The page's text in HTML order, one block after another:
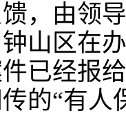
，由领
山区在
已经报
的“有人